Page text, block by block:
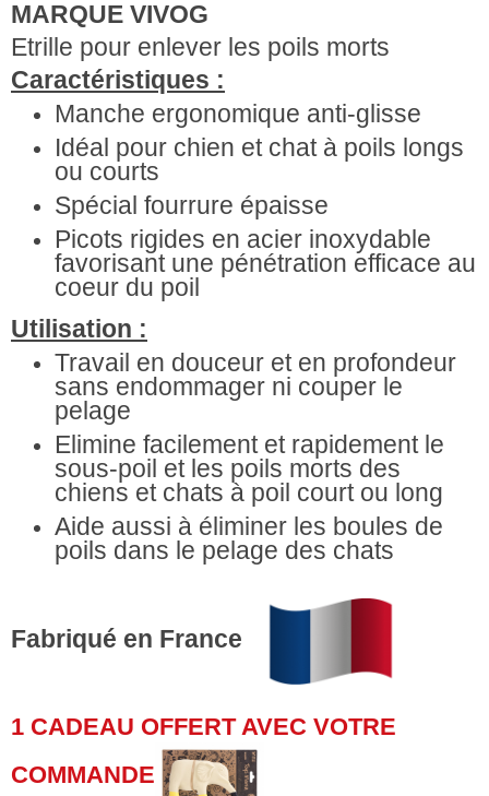
MARQUE VIVOG
Etrille pour enlever les poils morts
Caractéristiques :
Manche ergonomique anti-glisse
Idéal pour chien et chat à poils longs
ou courts
Spécial fourrure épaisse
Picots rigides en acier inoxydable
favorisant une pénétration efficace au
coeur du poil
Utilisation :
Travail en douceur et en profondeur
sans endommager ni couper le
pelage
Elimine facilement et rapidement le
sous-poil et les poils morts des
chiens et chats à poil court ou long
Aide aussi à éliminer les boules de
poils dans le pelage des chats
Fabriqué en France
1 CADEAU OFFERT AVEC VOTRE
COMMANDE